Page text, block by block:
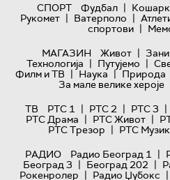
СПОРТ
Фудбал |
Рукомет | Ватерполо |
спортови |
МАГАЗИН
Живот |
Технологијa | Путујемо |
Филм и ТВ | Наука | Природа
За мале велике хероје
ТВ
РТС 1 | РТС 2 | РТС 3 |
РТС Драма | РТС Живот |
РТС Трезор | РТС
РАДИО
Радио Београд 1 |
Београд 3 | Београд 202 |
Рокенролер | Радио Џубокс |